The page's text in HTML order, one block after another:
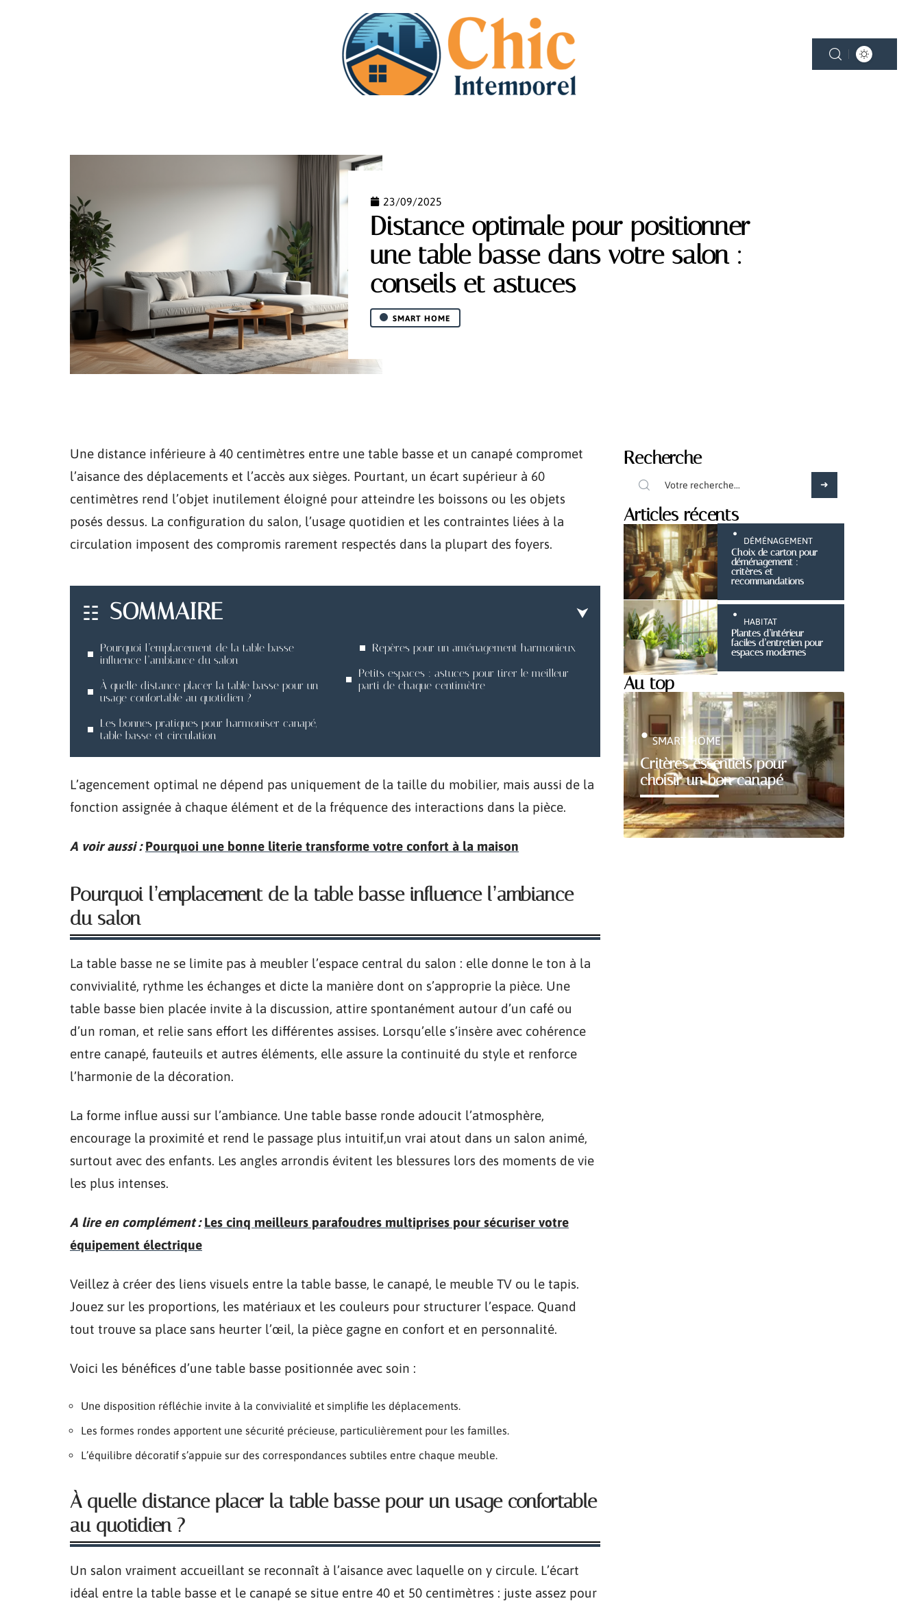
23/09/2025
Distance optimale pour positionner
une table basse dans votre salon :
conseils et astuces
SMART HOME
Une distance inférieure à 40 centimètres entre une table basse et un canapé compromet
l’aisance des déplacements et l’accès aux sièges. Pourtant, un écart supérieur à 60
centimètres rend l’objet inutilement éloigné pour atteindre les boissons ou les objets
posés dessus. La configuration du salon, l’usage quotidien et les contraintes liées à la
circulation imposent des compromis rarement respectés dans la plupart des foyers.
SOMMAIRE
Pourquoi l’emplacement de la table basse
influence l’ambiance du salon
À quelle distance placer la table basse pour un
usage confortable au quotidien ?
Les bonnes pratiques pour harmoniser canapé,
table basse et circulation
Repères pour un aménagement harmonieux
Petits espaces : astuces pour tirer le meilleur
parti de chaque centimètre
L’agencement optimal ne dépend pas uniquement de la taille du mobilier, mais aussi de la
fonction assignée à chaque élément et de la fréquence des interactions dans la pièce.
A voir aussi : Pourquoi une bonne literie transforme votre confort à la maison
Pourquoi l’emplacement de la table basse influence l’ambiance
du salon
La table basse ne se limite pas à meubler l’espace central du salon : elle donne le ton à la
convivialité, rythme les échanges et dicte la manière dont on s’approprie la pièce. Une
table basse bien placée invite à la discussion, attire spontanément autour d’un café ou
d’un roman, et relie sans effort les différentes assises. Lorsqu’elle s’insère avec cohérence
entre canapé, fauteuils et autres éléments, elle assure la continuité du style et renforce
l’harmonie de la décoration.
La forme influe aussi sur l’ambiance. Une table basse ronde adoucit l’atmosphère,
encourage la proximité et rend le passage plus intuitif,un vrai atout dans un salon animé,
surtout avec des enfants. Les angles arrondis évitent les blessures lors des moments de vie
les plus intenses.
A lire en complément : Les cinq meilleurs parafoudres multiprises pour sécuriser votre
équipement électrique
Veillez à créer des liens visuels entre la table basse, le canapé, le meuble TV ou le tapis.
Jouez sur les proportions, les matériaux et les couleurs pour structurer l’espace. Quand
tout trouve sa place sans heurter l’œil, la pièce gagne en confort et en personnalité.
Voici les bénéfices d’une table basse positionnée avec soin :
Une disposition réfléchie invite à la convivialité et simplifie les déplacements.
Les formes rondes apportent une sécurité précieuse, particulièrement pour les familles.
L’équilibre décoratif s’appuie sur des correspondances subtiles entre chaque meuble.
À quelle distance placer la table basse pour un usage confortable
au quotidien ?
Un salon vraiment accueillant se reconnaît à l’aisance avec laquelle on y circule. L’écart
idéal entre la table basse et le canapé se situe entre 40 et 50 centimètres : juste assez pour
Recherche
Articles récents
DÉMÉNAGEMENT
Choix de carton pour
déménagement :
critères et
recommandations
HABITAT
Plantes d’intérieur
faciles d’entretien pour
espaces modernes
Au top
Critères essentiels pour
choisir un bon canapé
SMART HOME